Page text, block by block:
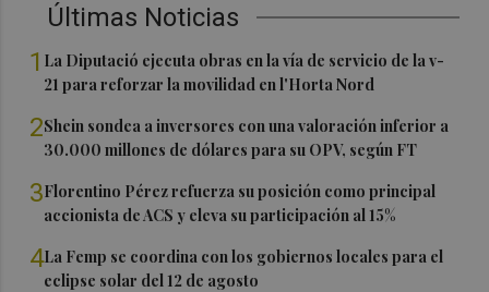
Últimas Noticias
1 La Diputació ejecuta obras en la vía de servicio de la v-
21 para reforzar la movilidad en l'Horta Nord
2Shein sondea a inversores con una valoración inferior a
30.000 millones de dólares para su OPV, según FT
3Florentino Pérez refuerza su posición como principal
accionista de ACS y eleva su participación al 15%
4La Femp se coordina con los gobiernos locales para el
eclipse solar del 12 de agosto